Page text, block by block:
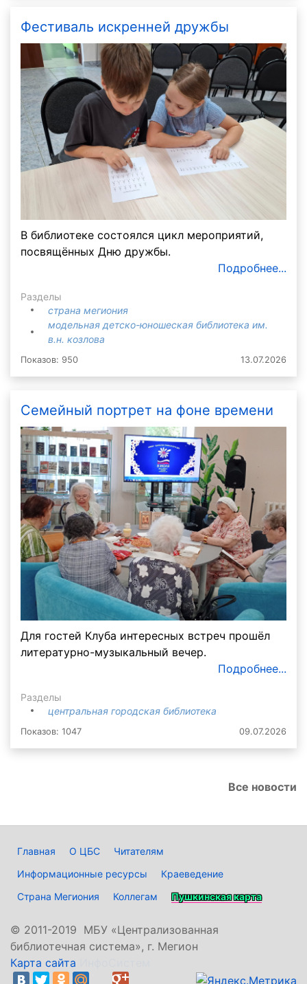
Фестиваль искренней дружбы
В библиотеке состоялся цикл мероприятий,
посвящённых Дню дружбы.
Подробнее...
Разделы
страна мегиония
модельная детско-юношеская библиотека им.
в.н. козлова
Показов: 950 13.07.2026
Семейный портрет на фоне времени
Для гостей Клуба интересных встреч прошёл
литературно-музыкальный вечер.
Подробнее...
Разделы
центральная городская библиотека
Показов: 1047 09.07.2026
Все новости
Главная О ЦБС
Читателям
Информационные ресурсы
Краеведение
Страна Мегиония
Коллегам Пушкинская карта
© 2011-2019 МБУ «Централизованная
библиотечная система», г. Мегион
Карта сайта